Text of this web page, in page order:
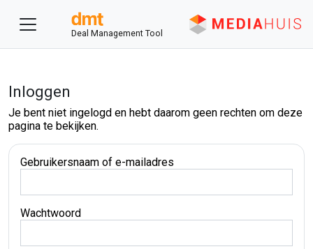
Deal Management Tool
Inloggen
Je bent niet ingelogd en hebt daarom geen rechten om deze
pagina te bekijken.
Gebruikersnaam of e-mailadres
Wachtwoord